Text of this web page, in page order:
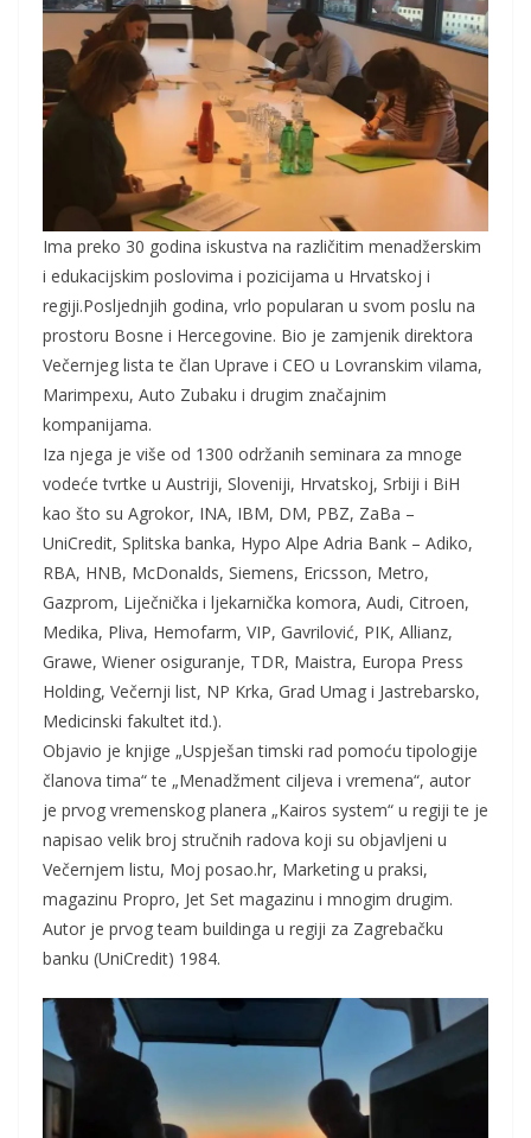
Ima preko 30 godina iskustva na različitim menadžerskim
i edukacijskim poslovima i pozicijama u Hrvatskoj i
regiji.Posljednjih godina, vrlo popularan u svom poslu na
prostoru Bosne i Hercegovine. Bio je zamjenik direktora
Večernjeg lista te član Uprave i CEO u Lovranskim vilama,
Marimpexu, Auto Zubaku i drugim značajnim
kompanijama.
Iza njega je više od 1300 održanih seminara za mnoge
vodeće tvrtke u Austriji, Sloveniji, Hrvatskoj, Srbiji i BiH
kao što su Agrokor, INA, IBM, DM, PBZ, ZaBa –
UniCredit, Splitska banka, Hypo Alpe Adria Bank – Adiko,
RBA, HNB, McDonalds, Siemens, Ericsson, Metro,
Gazprom, Liječnička i ljekarnička komora, Audi, Citroen,
Medika, Pliva, Hemofarm, VIP, Gavrilović, PIK, Allianz,
Grawe, Wiener osiguranje, TDR, Maistra, Europa Press
Holding, Večernji list, NP Krka, Grad Umag i Jastrebarsko,
Medicinski fakultet itd.).
Objavio je knjige „Uspješan timski rad pomoću tipologije
članova tima“ te „Menadžment ciljeva i vremena“, autor
je prvog vremenskog planera „Kairos system“ u regiji te je
napisao velik broj stručnih radova koji su objavljeni u
Večernjem listu, Moj posao.hr, Marketing u praksi,
magazinu Propro, Jet Set magazinu i mnogim drugim.
Autor je prvog team buildinga u regiji za Zagrebačku
banku (UniCredit) 1984.